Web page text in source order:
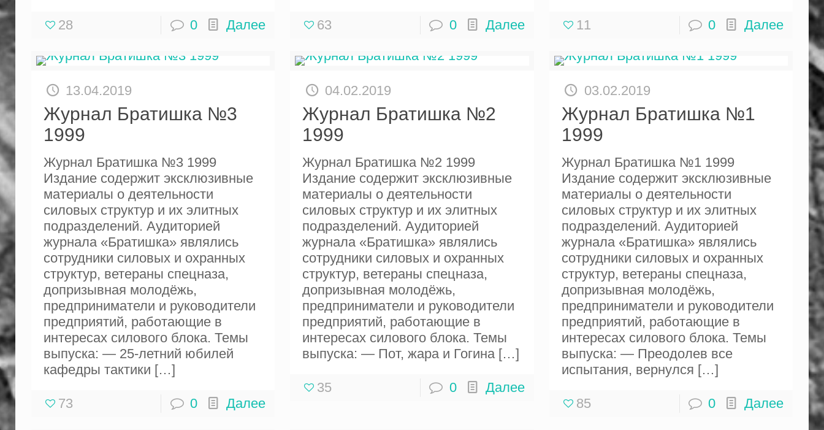
28 0 Далее 63 0 Далее 11 0 Далее
13.04.2019
Журнал Братишка №3
1999
Журнал Братишка №3 1999
Издание содержит эксклюзивные
материалы о деятельности
силовых структур и их элитных
подразделений. Аудиторией
журнала «Братишка» являлись
сотрудники силовых и охранных
структур, ветераны спецназа,
допризывная молодёжь,
предприниматели и руководители
предприятий, работающие в
интересах силового блока. Темы
выпуска: — 25-летний юбилей
кафедры тактики […]
73 0 Далее
04.02.2019
Журнал Братишка №2
1999
Журнал Братишка №2 1999
Издание содержит эксклюзивные
материалы о деятельности
силовых структур и их элитных
подразделений. Аудиторией
журнала «Братишка» являлись
сотрудники силовых и охранных
структур, ветераны спецназа,
допризывная молодёжь,
предприниматели и руководители
предприятий, работающие в
интересах силового блока. Темы
выпуска: — Пот, жара и Гогина[…]
35 0 Далее
03.02.2019
Журнал Братишка №1
1999
Журнал Братишка №1 1999
Издание содержит эксклюзивные
материалы о деятельности
силовых структур и их элитных
подразделений. Аудиторией
журнала «Братишка» являлись
сотрудники силовых и охранных
структур, ветераны спецназа,
допризывная молодёжь,
предприниматели и руководители
предприятий, работающие в
интересах силового блока. Темы
выпуска: — Преодолев все
испытания, вернулся […]
85 0 Далее